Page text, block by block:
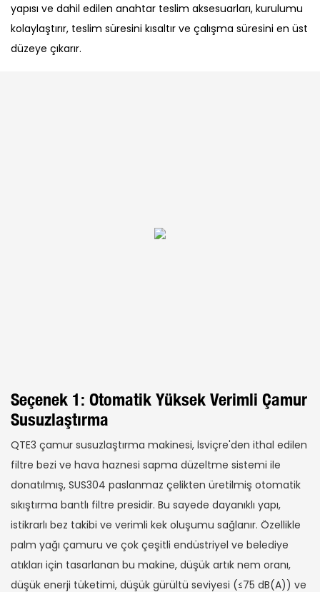
yapısı ve dahil edilen anahtar teslim aksesuarları, kurulumu
kolaylaştırır, teslim süresini kısaltır ve çalışma süresini en üst
düzeye çıkarır.
Seçenek 1: Otomatik Yüksek Verimli Çamur
Susuzlaştırma
QTE3 çamur susuzlaştırma makinesi, İsviçre'den ithal edilen
filtre bezi ve hava haznesi sapma düzeltme sistemi ile
donatılmış, SUS304 paslanmaz çelikten üretilmiş otomatik
sıkıştırma bantlı filtre presidir. Bu sayede dayanıklı yapı,
istikrarlı bez takibi ve verimli kek oluşumu sağlanır. Özellikle
palm yağı çamuru ve çok çeşitli endüstriyel ve belediye
atıkları için tasarlanan bu makine, düşük artık nem oranı,
düşük enerji tüketimi, düşük gürültü seviyesi (≤75 dB(A)) ve